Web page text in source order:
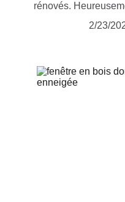
rénovés.
2/23/